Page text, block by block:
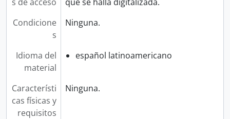
Condicione
s
Ninguna.
Idioma del
material
español latinoamericano
Característi
cas físicas y
requisitos
Ninguna.